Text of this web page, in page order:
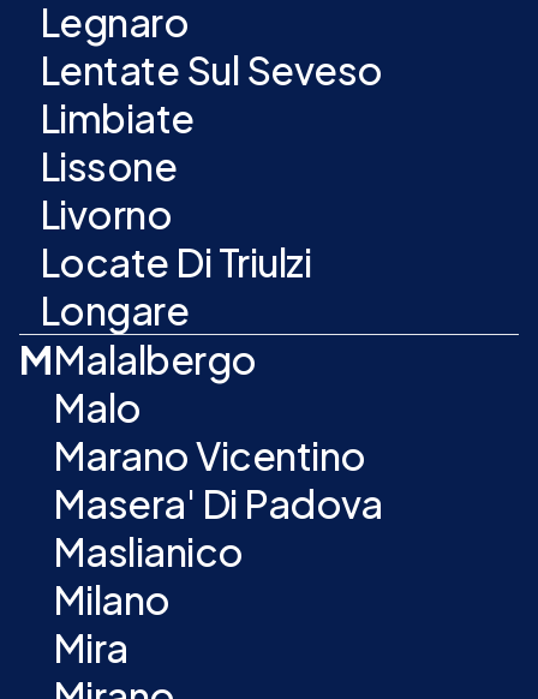
Legnaro
Lentate Sul Seveso
Limbiate
Lissone
Livorno
Locate Di Triulzi
Longare
MMalalbergo
Malo
Marano Vicentino
Masera' Di Padova
Maslianico
Milano
Mira